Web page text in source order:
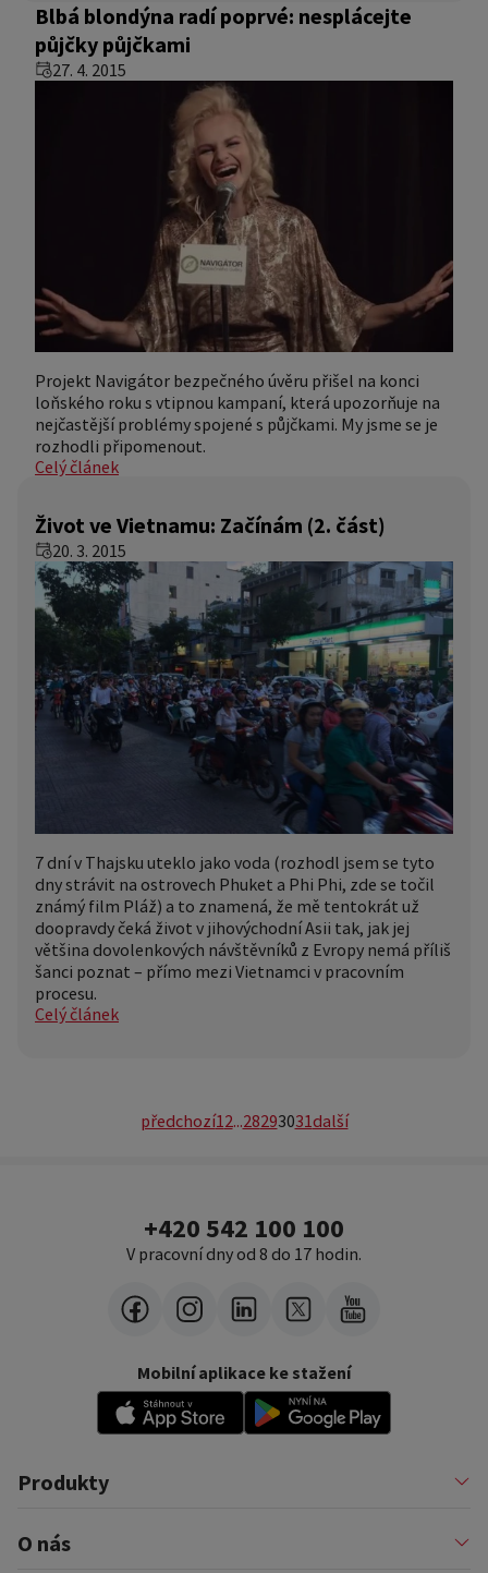
Blbá blondýna radí poprvé: nesplácejte
půjčky půjčkami
27. 4. 2015
Projekt Navigátor bezpečného úvěru přišel na konci
loňského roku s vtipnou kampaní, která upozorňuje na
nejčastější problémy spojené s půjčkami. My jsme se je
rozhodli připomenout.
Celý článek
Život ve Vietnamu: Začínám (2. část)
20. 3. 2015
7 dní v Thajsku uteklo jako voda (rozhodl jsem se tyto
dny strávit na ostrovech Phuket a Phi Phi, zde se točil
známý film Pláž) a to znamená, že mě tentokrát už
doopravdy čeká život v jihovýchodní Asii tak, jak jej
většina dovolenkových návštěvníků z Evropy nemá příliš
šanci poznat – přímo mezi Vietnamci v pracovním
procesu.
Celý článek
předchozí1 2...28293031další
+420 542 100 100
V pracovní dny od 8 do 17 hodin.
Mobilní aplikace ke stažení
Produkty
Půjčky
Financování podnikatelů
O nás